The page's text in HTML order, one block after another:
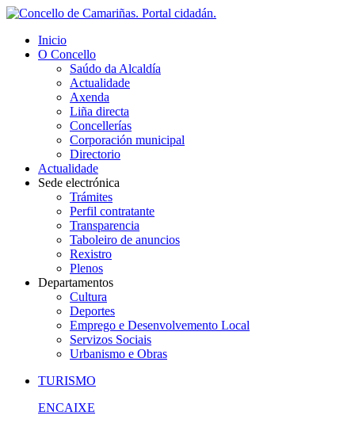
Inicio
O Concello
Saúdo da Alcaldía
Actualidade
Axenda
Liña directa
Concellerías
Corporación municipal
Directorio
Actualidade
Sede electrónica
Trámites
Perfil contratante
Transparencia
Taboleiro de anuncios
Rexistro
Plenos
Departamentos
Cultura
Deportes
Emprego e Desenvolvemento Local
Servizos Sociais
Urbanismo e Obras
TURISMO
ENCAIXE